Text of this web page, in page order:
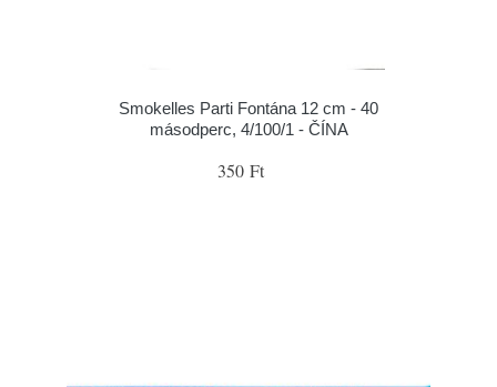
Smokelles Parti Fontána 12 cm - 40
másodperc, 4/100/1 - ČÍNA
350 Ft